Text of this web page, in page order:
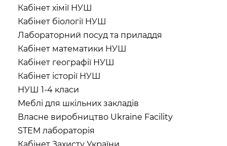
Кабінет хімії НУШ
Кабінет біології НУШ
Лабораторний посуд та приладдя
Кабінет математики НУШ
Кабінет географії НУШ
Кабінет історії НУШ
НУШ 1-4 класи
Меблі для шкільних закладів
Власне виробництво Ukraine Facility
STEM лабораторія